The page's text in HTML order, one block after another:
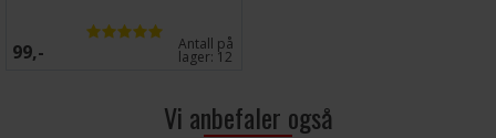
99,- Antall på
lager: 12
Vi anbefaler også